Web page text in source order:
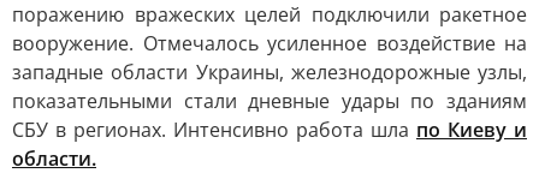
поражению вражеских целей подключили ракетное
вооружение. Отмечалось усиленное воздействие на
западные области Украины, железнодорожные узлы,
показательными стали дневные удары по зданиям
СБУ в регионах. Интенсивно работа шла по Киеву и
области.